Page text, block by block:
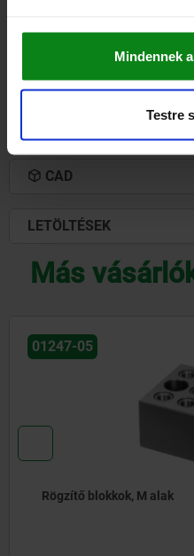
Mindennek
Testre
190,18 €
hozzáértve szállítási költségek
CAD
LETÖLTÉSEK
Más